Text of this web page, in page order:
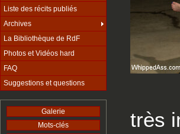
très
Liste des récits publiés
Archives
La Bibliothèque de RdF
Photos et Vidéos hard
FAQ
Suggestions et questions
Galerie
Mots-clés